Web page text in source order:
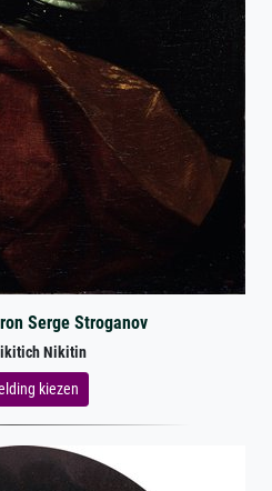
Serge Stroganov
Nikitin
kiezen